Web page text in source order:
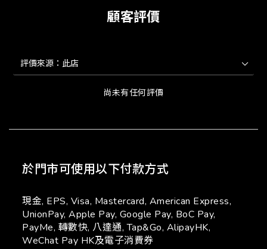
顧客評價
尚未有任何評價
於門市可使用以下付款方式
現金, EPS, Visa, Mastercard, American Express,
UnionPay, Apple Pay, Google Pay, BoC Pay,
PayMe, 轉數快, 八達通, Tap&Go, AlipayHK,
WeChat Pay HK及電子消費券